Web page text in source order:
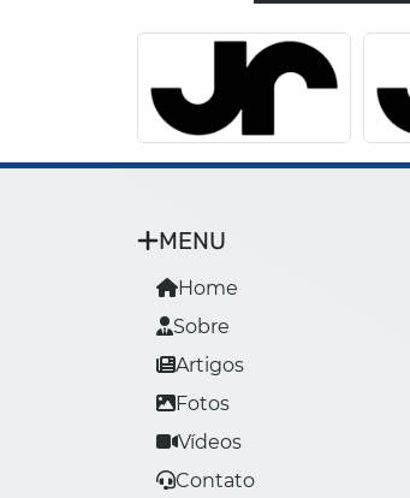
MENU
Home
Sobre
Artigos
Fotos
Vídeos
Contato